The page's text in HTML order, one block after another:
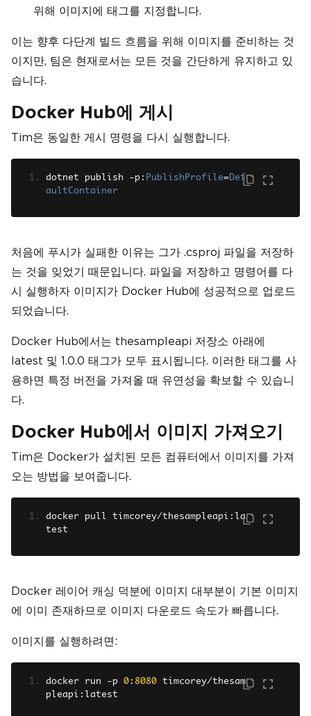
위해 이미지에 태그를 지정합니다.
이는 향후 다단계 빌드 흐름을 위해 이미지를 준비하는 것
이지만, 팀은 현재로서는 모든 것을 간단하게 유지하고 있
습니다.
Docker Hub에 게시
Tim은 동일한 게시 명령을 다시 실행합니다.
dotnet publish -p : PublishProfile=Def
aultContainer
처음에 푸시가 실패한 이유는 그가 .csproj 파일을 저장하
는 것을 잊었기 때문입니다. 파일을 저장하고 명령어를 다
시 실행하자 이미지가 Docker Hub에 성공적으로 업로드
되었습니다.
Docker Hub에서는 thesampleapi 저장소 아래에
latest 및 1.0.0 태그가 모두 표시됩니다. 이러한 태그를 사
용하면 특정 버전을 가져올 때 유연성을 확보할 수 있습니
다.
Docker Hub에서 이미지 가져오기
Tim은 Docker가 설치된 모든 컴퓨터에서 이미지를 가져
오는 방법을 보여줍니다.
docker pull timcorey/thesampleapi : la
test
Docker 레이어 캐싱 덕분에 이미지 대부분이 기본 이미지
에 이미 존재하므로 이미지 다운로드 속도가 빠릅니다.
이미지를 실행하려면:
docker run -p 0 : 8080 timcorey/thesam
pleapi : latest